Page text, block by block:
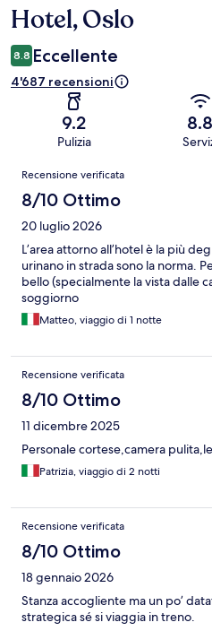
Hotel, Oslo
8.8 Eccellente
4'687 recensioni
9.2
Pulizia
8.8
Recensioni
Recensione verificata
8/10 Ottimo
20 luglio 2026
L’area attorno all’hotel è la più
urinano in strada sono la norma.
bello (specialmente la vista dalle
soggiorno
Matteo, viaggio di 1 notte
Recensione verificata
8/10 Ottimo
11 dicembre 2025
Personale cortese,camera
Patrizia, viaggio di 2 notti
Recensione verificata
8/10 Ottimo
18 gennaio 2026
Stanza accogliente ma un po’
strategica sé si viaggia in treno.